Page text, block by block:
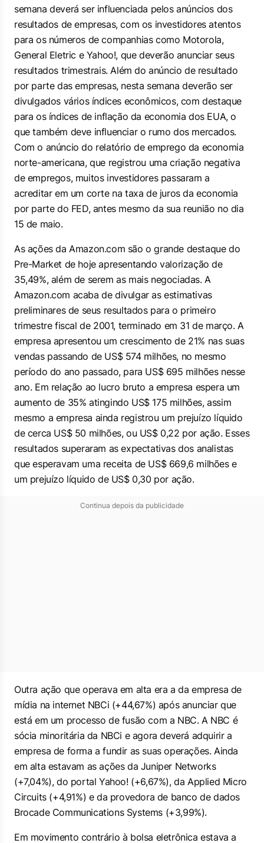
semana deverá ser influenciada pelos anúncios dos
resultados de empresas, com os investidores atentos
para os números de companhias como Motorola,
General Eletric e Yahoo!, que deverão anunciar seus
resultados trimestrais. Além do anúncio de resultado
por parte das empresas, nesta semana deverão ser
divulgados vários índices econômicos, com destaque
para os índices de inflação da economia dos EUA, o
que também deve influenciar o rumo dos mercados.
Com o anúncio do relatório de emprego da economia
norte-americana, que registrou uma criação negativa
de empregos, muitos investidores passaram a
acreditar em um corte na taxa de juros da economia
por parte do FED, antes mesmo da sua reunião no dia
15 de maio.
As ações da Amazon.com são o grande destaque do
Pre-Market de hoje apresentando valorização de
35,49%, além de serem as mais negociadas. A
Amazon.com acaba de divulgar as estimativas
preliminares de seus resultados para o primeiro
trimestre fiscal de 2001, terminado em 31 de março. A
empresa apresentou um crescimento de 21% nas suas
vendas passando de US$ 574 milhões, no mesmo
período do ano passado, para US$ 695 milhões nesse
ano. Em relação ao lucro bruto a empresa espera um
aumento de 35% atingindo US$ 175 milhões, assim
mesmo a empresa ainda registrou um prejuízo líquido
de cerca US$ 50 milhões, ou US$ 0,22 por ação. Esses
resultados superaram as expectativas dos analistas
que esperavam uma receita de US$ 669,6 milhões e
um prejuízo líquido de US$ 0,30 por ação.
Continua depois da publicidade
Outra ação que operava em alta era a da empresa de
mídia na internet NBCi (+44,67%) após anunciar que
está em um processo de fusão com a NBC. A NBC é
sócia minoritária da NBCi e agora deverá adquirir a
empresa de forma a fundir as suas operações. Ainda
em alta estavam as ações da Juniper Networks
(+7,04%), do portal Yahoo! (+6,67%), da Applied Micro
Circuits (+4,91%) e da provedora de banco de dados
Brocade Communications Systems (+3,99%).
Em movimento contrário à bolsa eletrônica estava a